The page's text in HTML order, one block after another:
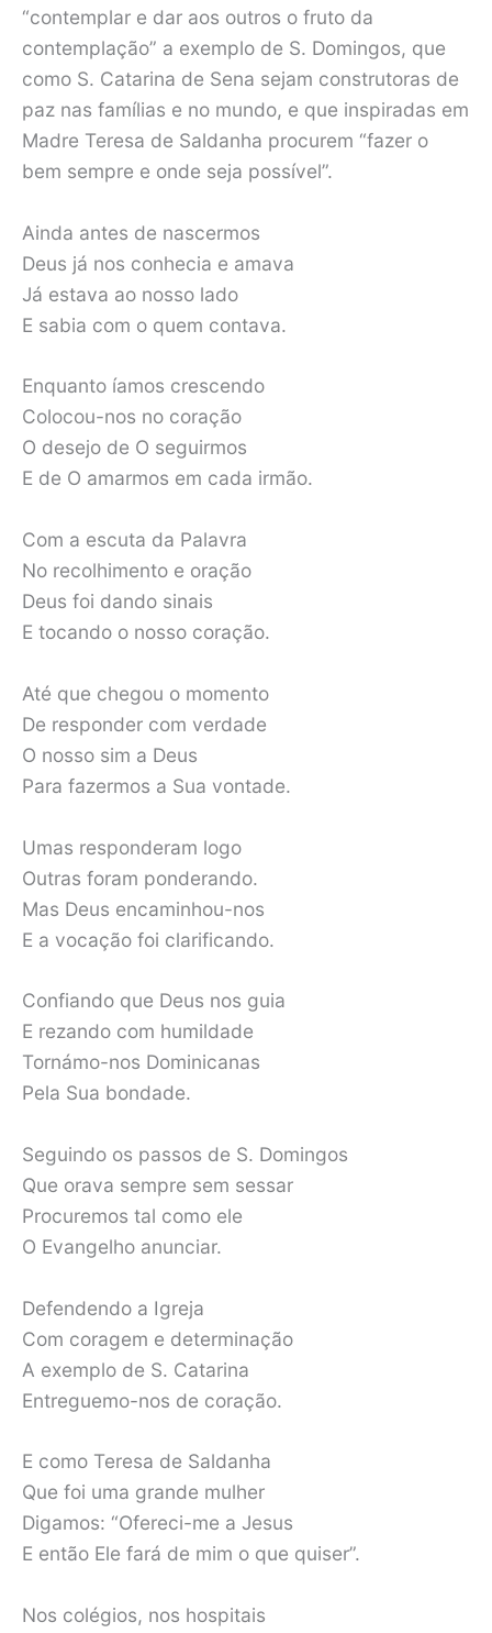
“contemplar e dar aos outros o fruto da
contemplação” a exemplo de S. Domingos, que
como S. Catarina de Sena sejam construtoras de
paz nas famílias e no mundo, e que inspiradas em
Madre Teresa de Saldanha procurem “fazer o
bem sempre e onde seja possível”.
Ainda antes de nascermos
Deus já nos conhecia e amava
Já estava ao nosso lado
E sabia com o quem contava.
Enquanto íamos crescendo
Colocou-nos no coração
O desejo de O seguirmos
E de O amarmos em cada irmão.
Com a escuta da Palavra
No recolhimento e oração
Deus foi dando sinais
E tocando o nosso coração.
Até que chegou o momento
De responder com verdade
O nosso sim a Deus
Para fazermos a Sua vontade.
Umas responderam logo
Outras foram ponderando.
Mas Deus encaminhou-nos
E a vocação foi clarificando.
Confiando que Deus nos guia
E rezando com humildade
Tornámo-nos Dominicanas
Pela Sua bondade.
Seguindo os passos de S. Domingos
Que orava sempre sem sessar
Procuremos tal como ele
O Evangelho anunciar.
Defendendo a Igreja
Com coragem e determinação
A exemplo de S. Catarina
Entreguemo-nos de coração.
E como Teresa de Saldanha
Que foi uma grande mulher
Digamos: “Ofereci-me a Jesus
E então Ele fará de mim o que quiser”.
Nos colégios, nos hospitais